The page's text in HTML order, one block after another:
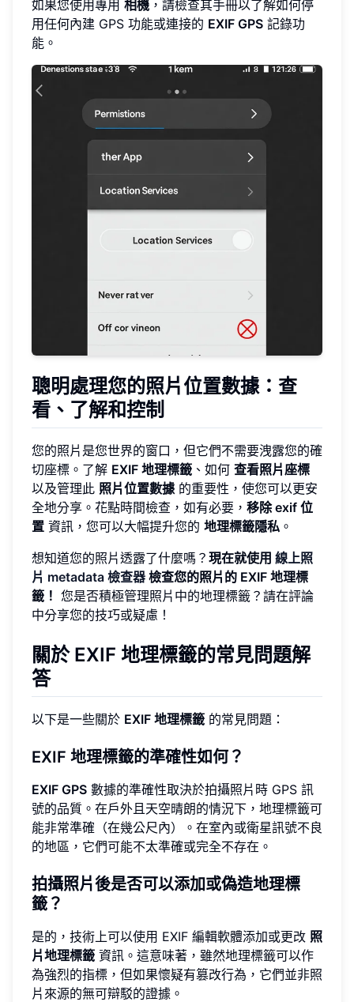
如果您使用專用 相機 ，請檢查其手冊以了解如何停
用任何內建 GPS 功能或連接的 EXIF GPS 記錄功
能。
聰明處理您的照片位置數據：查
看、了解和控制
您的照片是您世界的窗口，但它們不需要洩露您的確
切座標。了解 EXIF 地理標籤 、如何 查看照片座標
以及管理此 照片位置數據 的重要性，使您可以更安
全地分享。花點時間檢查，如有必要， 移除 exif 位
置 資訊，您可以大幅提升您的 地理標籤隱私 。
想知道您的照片透露了什麼嗎？ 現在就使用 線上照
片 metadata 檢查器 檢查您的照片的 EXIF 地理標
籤！ 您是否積極管理照片中的地理標籤？請在評論
中分享您的技巧或疑慮！
關於 EXIF 地理標籤的常見問題解
答
以下是一些關於 EXIF 地理標籤 的常見問題：
EXIF 地理標籤的準確性如何？
EXIF GPS 數據的準確性取決於拍攝照片時 GPS 訊
號的品質。在戶外且天空晴朗的情況下，地理標籤可
能非常準確（在幾公尺內）。在室內或衛星訊號不良
的地區，它們可能不太準確或完全不存在。
拍攝照片後是否可以添加或偽造地理標
籤？
是的，技術上可以使用 EXIF 編輯軟體添加或更改 照
片地理標籤 資訊。這意味著，雖然地理標籤可以作
為強烈的指標，但如果懷疑有篡改行為，它們並非照
片來源的無可辯駁的證據。